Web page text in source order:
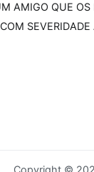
AMIGO QUE